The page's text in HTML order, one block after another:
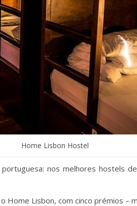
Home Lisbon Hostel
nos melhores hostels
Home Lisbon, com cinco prémios –